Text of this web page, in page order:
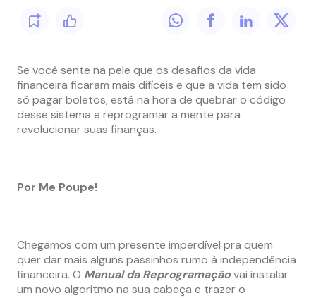
Se você sente na pele que os desafios da vida
financeira ficaram mais difíceis e que a vida tem sido
só pagar boletos, está na hora de quebrar o código
desse sistema e reprogramar a mente para
revolucionar suas finanças.
Por Me Poupe!
Chegamos com um presente imperdível pra quem
quer dar mais alguns passinhos rumo à independência
financeira. O Manual da Reprogramaçãovai instalar
um novo algoritmo na sua cabeça e trazer o